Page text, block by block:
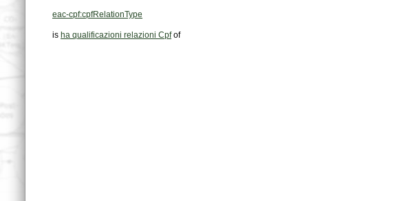
eac-cpf:cpfRelationType
is ha qualificazioni relazioni Cpfof